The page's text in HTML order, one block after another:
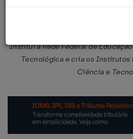
Publicado no DOU
Institui a Rede Federal de
Tecnológica e cria os Institutos
Ciência e